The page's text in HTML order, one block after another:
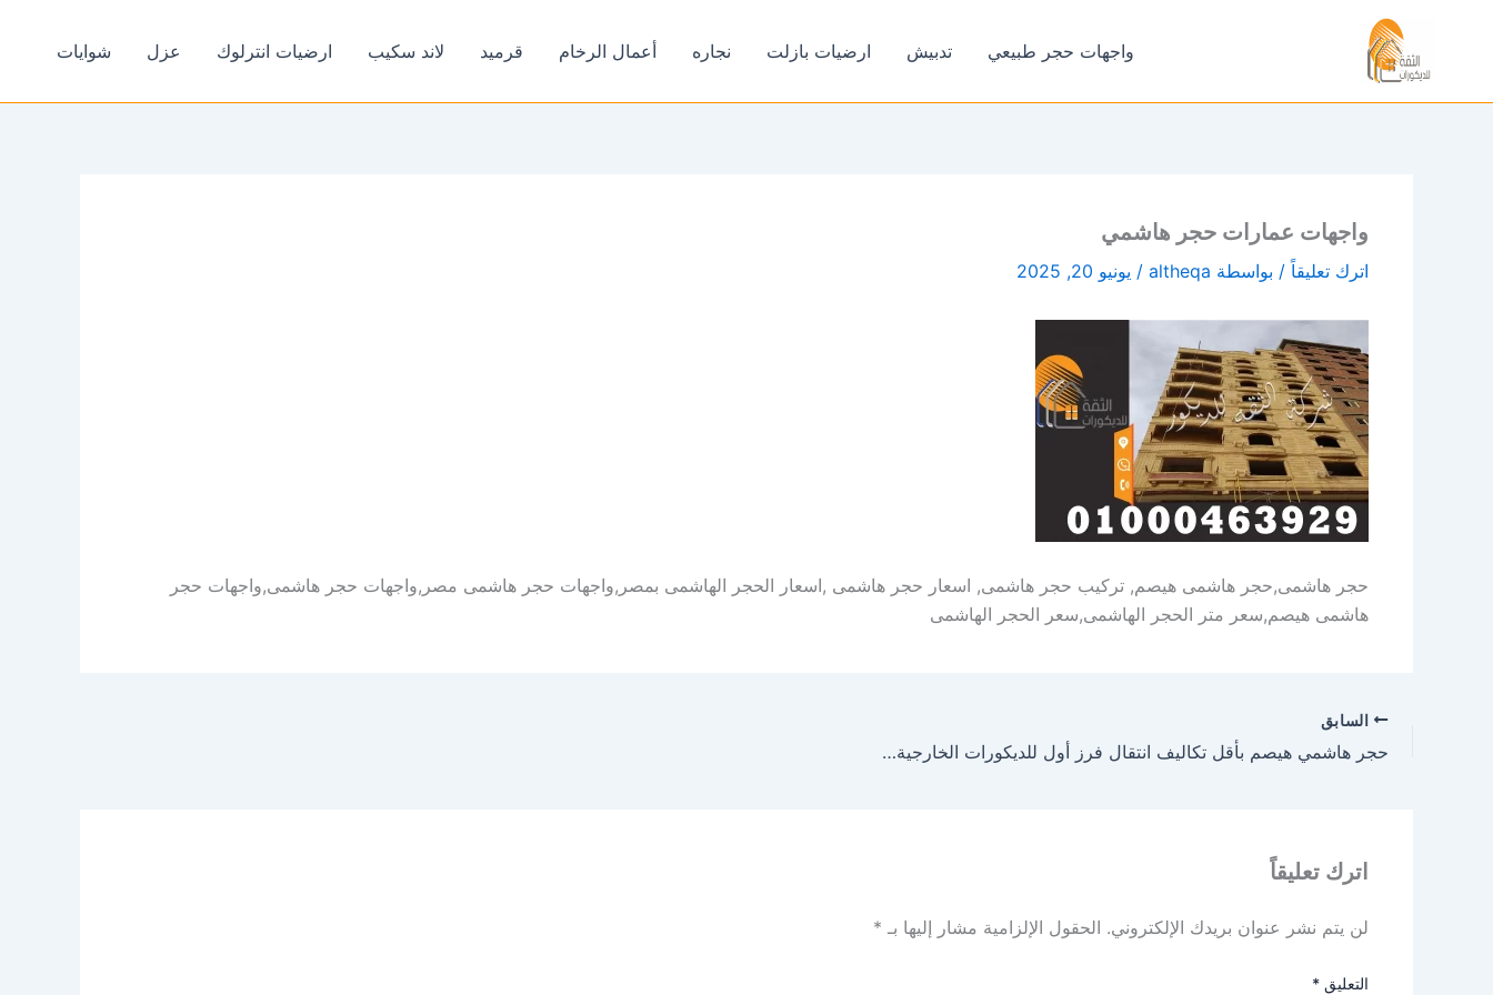
واجهات حجر طبيعي تدبيش ارضيات بازلت نجاره أعمال الرخام قرميد لاند سكيب ارضيات انترلوك عزل شوايات
واجهات عمارات حجر هاشمي
اترك تعليقاً / بواسطة altheqa
/ يونيو 20, 2025
حجر هاشمى,حجر هاشمى هيصم, تركيب حجر هاشمى, اسعار حجر هاشمى ,اسعار الحجر الهاشمى بمصر,واجهات حجر هاشمى مصر,واجهات حجر هاشمى,واجهات حجر
هاشمى هيصم,سعر متر الحجر الهاشمى,سعر الحجر الهاشمى
السابق
حجر هاشمي هيصم بأقل تكاليف انتقال فرز أول للديكورات الخارجية والداخلية
اترك تعليقاً
لن يتم نشر عنوان بريدك الإلكتروني. الحقول الإلزامية مشار إليها بـ *
التعليق *